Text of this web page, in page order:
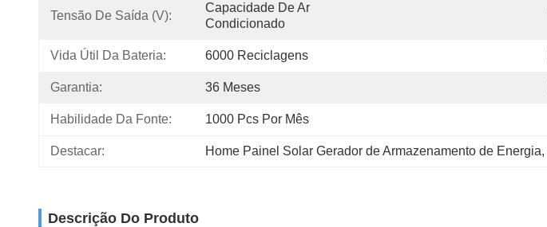
Tensão De Saída (V):
Capacidade De Ar
Condicionado
Vida Útil Da Bateria: 6000 Reciclagens
Garantia: 36 Meses
Habilidade Da Fonte: 1000 Pcs Por Mês
Destacar: Home Painel Solar Gerador de Armazenamento de Energia,
Descrição Do Produto